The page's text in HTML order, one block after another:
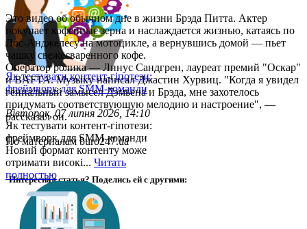
Як тестувати контент-гіпотези:
фреймворк для SMM-команди
Вівторок, 07 липня 2026, 14:10
Як тестувати контент-гіпотези:
фреймворк для SMM-команди
Новий формат контенту може
отримати високі... Читать
полностью
Это видео об обычном дне в жизни Брэда Питта. Актер
покупает кофейные зерна и наслаждается жизнью, катаясь по
Лос-Анджелесу на мотоцикле, а вернувшись домой — пьет
чашку свежесваренного кофе.
Оператор ролика — Линус Сандгрен, лауреат премий "Оскар"
и BAFTA. Музыку написал Джастин Хурвиц. "Когда я увидел
гениальный замысел Дэмьена и Брэда, мне захотелось
придумать соответствующую мелодию и настроение", —
рассказал он.
По материалам buro247.ua
Интересная статья? Поделись ей с другими: